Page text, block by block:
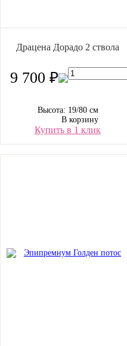
Драцена Дорадо 2 ствола
9 700 ₽
Высота: 19/80 см
В корзину
Купить в 1 клик